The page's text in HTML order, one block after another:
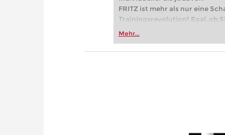
FRITZ ist mehr als nur eine
Trainingsrevolution! Egal, ob
Vereinsschachs machen oder
zuvor.
Mehr...